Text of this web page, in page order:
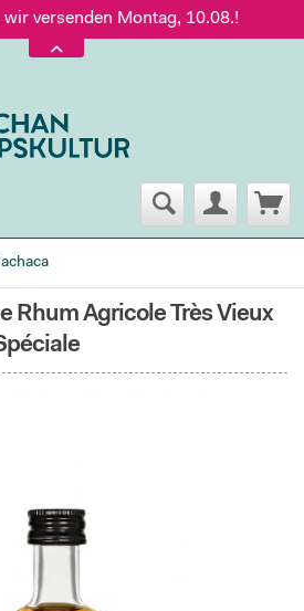
versenden Montag, 10.08.!
€, gratis ab 95 € Warenwert
versenden Montag, 10.08.!
Rhum Agricole Très Vieux